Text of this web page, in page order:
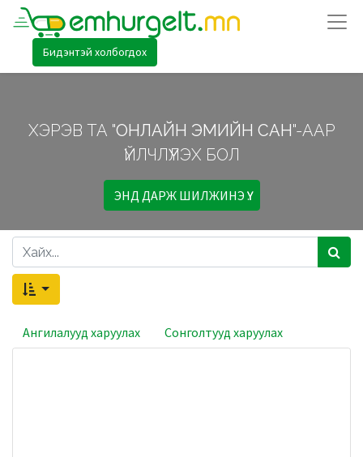
Бидэнтэй холбогдох
ХЭРЭВ ТА "ОНЛАЙН ЭМИЙН САН"-ААР
ҮЙЛЧЛҮҮЛЭХ БОЛ
ЭНД ДАРЖ ШИЛЖИНЭ ҮҮ.
Ангилалууд харуулах Сонголтууд харуулах